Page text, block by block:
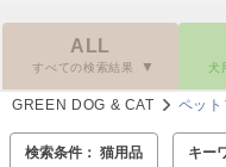
ALL
すべての検索結果 犬
GREEN DOG & CAT ペッ
検索条件： 猫用品 キー